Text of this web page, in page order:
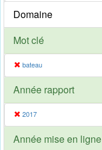
Domaine
Mot clé
bateau
Année rapport
2017
Année mise en ligne